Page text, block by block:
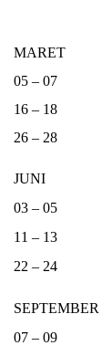
MARET
05 – 07
16 – 18
26 – 28
JUNI
03 – 05
11 – 13
22 – 24
SEPTEMBER
07 – 09